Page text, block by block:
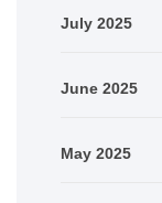
July 2025
June 2025
May 2025